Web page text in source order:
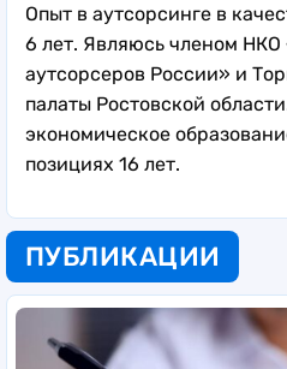
Опыт в аутсорсинге в
6 лет. Являюсь членом
аутсорсеров России» и
палаты Ростовской
экономическое
позициях 16 лет.
ПУБЛИКАЦИИ